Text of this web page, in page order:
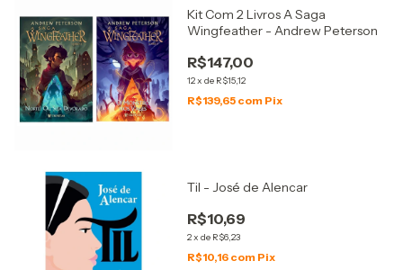
Kit Com 2 Livros A Saga
Wingfeather - Andrew Peterson
R$147,00
12x de R$15,12
R$139,65 com Pix
Til - José de Alencar
R$10,69
2x de R$6,23
R$10,16 com Pix